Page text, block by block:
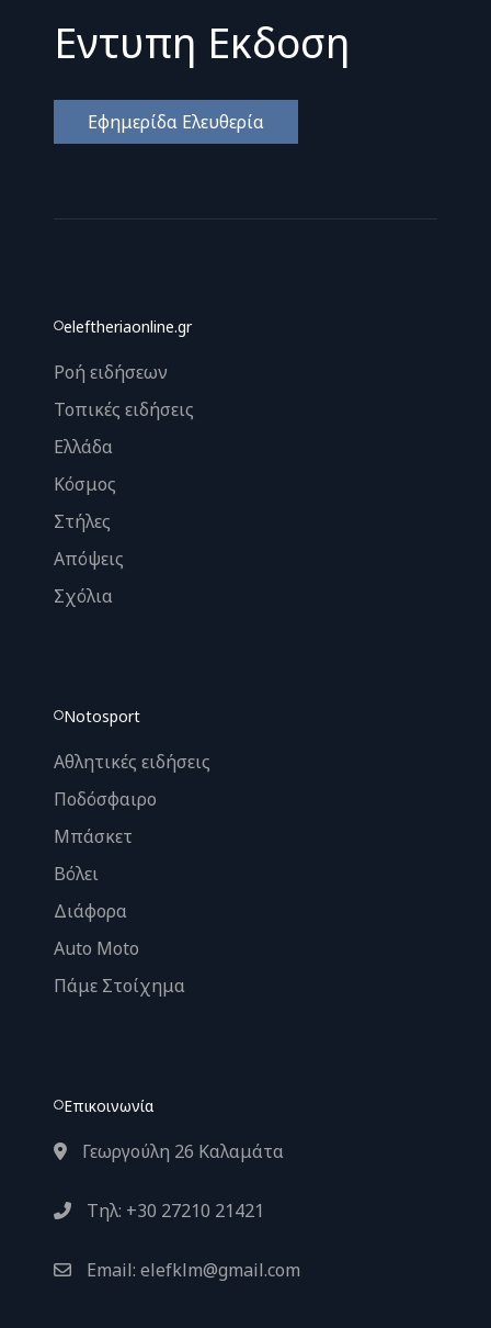
Εντυπη Εκδοση
Εφημερίδα Ελευθερία
eleftheriaonline.gr
Ροή ειδήσεων
Τοπικές ειδήσεις
Ελλάδα
Κόσμος
Στήλες
Απόψεις
Σχόλια
Notosport
Αθλητικές ειδήσεις
Ποδόσφαιρο
Μπάσκετ
Βόλει
Διάφορα
Auto Moto
Πάμε Στοίχημα
Επικοινωνία
Γεωργούλη 26 Καλαμάτα
Τηλ: +30 27210 21421
Email: elefklm@gmail.com